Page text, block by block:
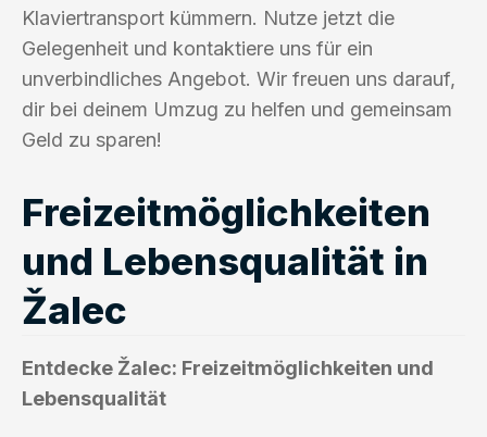
Klaviertransport kümmern. Nutze jetzt die
Gelegenheit und kontaktiere uns für ein
unverbindliches Angebot. Wir freuen uns darauf,
dir bei deinem Umzug zu helfen und gemeinsam
Geld zu sparen!
Freizeitmöglichkeiten
und Lebensqualität in
Žalec
Entdecke Žalec: Freizeitmöglichkeiten und
Lebensqualität